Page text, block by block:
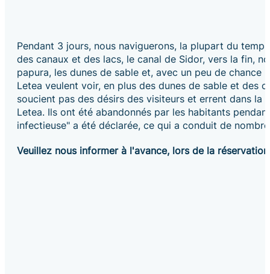
Pendant 3 jours, nous naviguerons, la plupart du
des canaux et des lacs, le canal de Sidor, vers la fin,
papura, les dunes de sable et, avec un peu de
Letea veulent voir, en plus des dunes de sable et des
soucient pas des désirs des visiteurs et errent dans
Letea. Ils ont été abandonnés par les habitants
infectieuse" a été déclarée, ce qui a conduit de
Veuillez nous informer à l'avance, lors de la